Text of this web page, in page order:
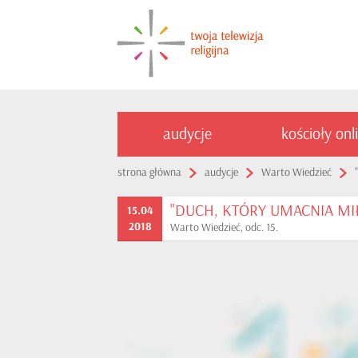
audycje kościoły
strona główna audycje Warto Wiedzieć
15.04
2018
"DUCH, KTÓRY UMACNIA
Warto Wiedzieć, odc. 15.